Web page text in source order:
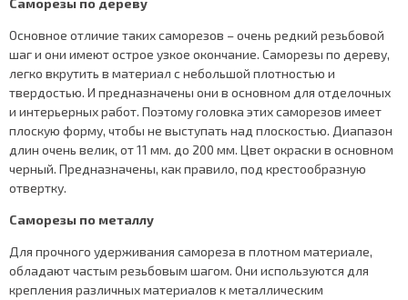
Саморезы по дереву
Основное отличие таких саморезов – очень редкий резьбовой
шаг и они имеют острое узкое окончание. Саморезы по дереву,
легко вкрутить в материал с небольшой плотностью и
твердостью. И предназначены они в основном для отделочных
и интерьерных работ. Поэтому головка этих саморезов имеет
плоскую форму, чтобы не выступать над плоскостью. Диапазон
длин очень велик, от 11 мм. до 200 мм. Цвет окраски в основном
черный. Предназначены, как правило, под крестообразную
отвертку.
Саморезы по металлу
Для прочного удерживания самореза в плотном материале,
обладают частым резьбовым шагом. Они используются для
крепления различных материалов к металлическим